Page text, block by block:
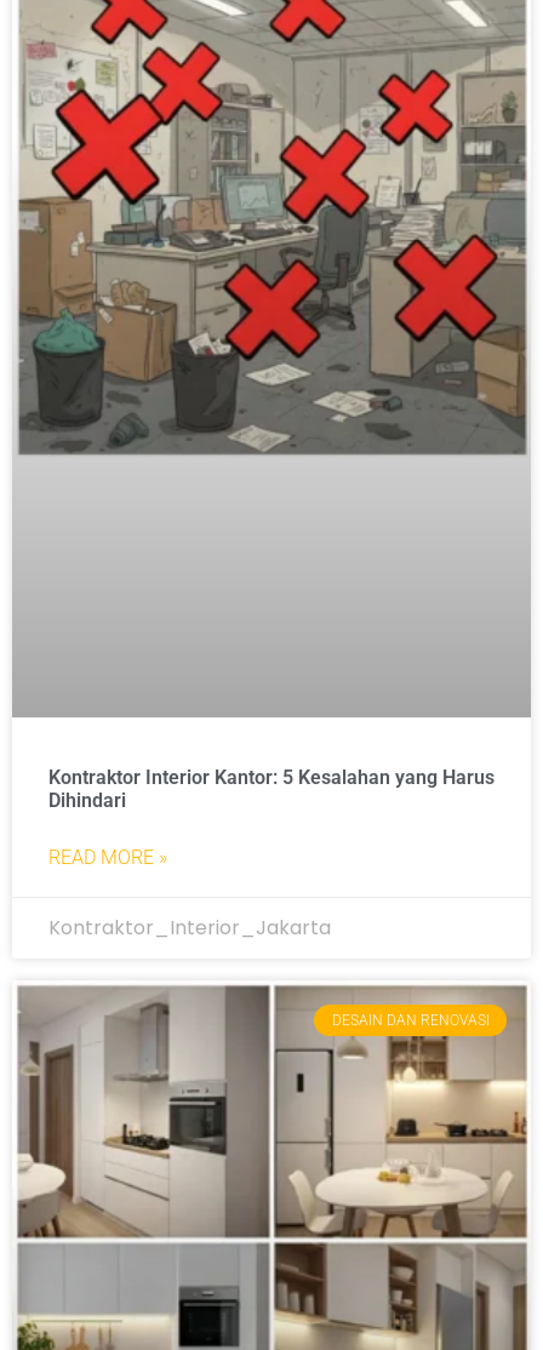
Kontraktor Interior Kantor: 5 Kesalahan yang Harus
Dihindari
READ MORE »
Kontraktor_Interior_Jakarta
DESAIN DAN RENOVASI